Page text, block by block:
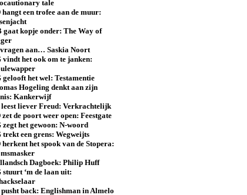
tale
hangt een trofee aan de muur:
gaat kopje onder: The Way of
aan… Saskia Noort
vindt het ook om te janken:
gelooft het wel: Testamentie
Hogeling denkt aan zijn
Kankerwijf
leest liever Freud: Verkrachtelijk
zet de poort weer open: Feestgate
zegt het gewoon: N-woord
trekt een grens: Wegweijts
herkent het spook van de Stopera:
Dagboek: Philip Huff
stuurt ‘m de laan uit:
pusht back: Englishman in Almelo